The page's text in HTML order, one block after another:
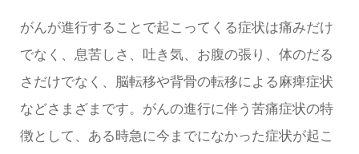
がんが進行することで起こってくる症状は痛みだけ
でなく、息苦しさ、吐き気、お腹の張り、体のだる
さだけでなく、脳転移や背骨の転移による麻痺症状
などさまざまです。がんの進行に伴う苦痛症状の特
徴として、ある時急に今までになかった症状が起こ